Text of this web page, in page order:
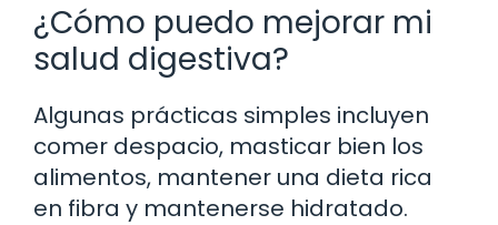
¿Cómo puedo mejorar mi
salud digestiva?
Algunas prácticas simples incluyen
comer despacio, masticar bien los
alimentos, mantener una dieta rica
en fibra y mantenerse hidratado.